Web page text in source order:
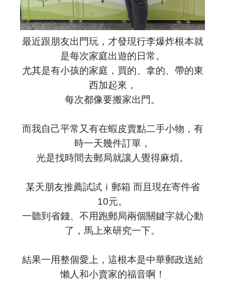
最近跟朋友出門玩，才發現行李爆炸根本就
是每次家庭出遊的日常。
尤其是有小孩的家庭，買的、拿的、帶的東
西加起來，
每次都像要搬家出門。
而我自己平常又有在蝦皮賣點二手小物，有
時一天幾件訂單，
光是找時間去郵局就讓人覺得麻煩。
某天朋友推薦試試ｉ郵箱 而且現在寄件省
10元。
一聽到省錢、不用跑郵局兩個關鍵字就心動
了，馬上來研究一下。
結果一用整個愛上，這根本是中華郵政送給
懶人和小賣家的福音啊！